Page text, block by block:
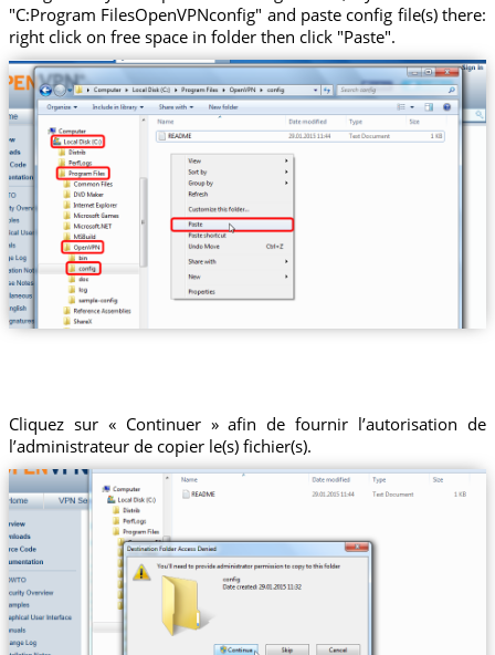
"C:Program FilesOpenVPNconfig" and paste config file(s) there:
right click on free space in folder then click "Paste".
Cliquez sur « Continuer » afin de fournir l’autorisation de
l’administrateur de copier le(s) fichier(s).